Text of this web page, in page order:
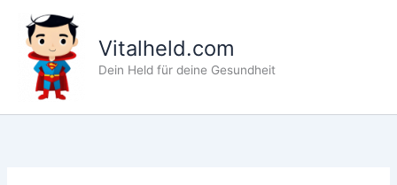
Inhalt
springen
Vitalheld.com
Dein Held für deine Gesundheit